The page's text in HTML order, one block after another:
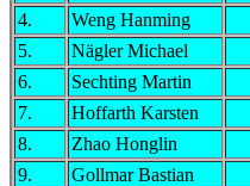
4.
Weng Hanming
5.
Nägler Michael
6.
Sechting Martin
7.
Hoffarth Karsten
8.
Zhao Honglin
9.
Gollmar Bastian